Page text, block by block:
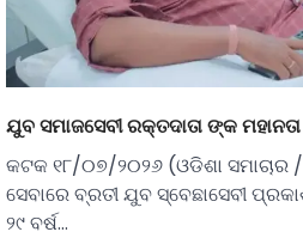
ଯୁବ ସମାଜସେବୀ ରକ୍ତଦାତା ଙ୍କ ମହାନତା
କଟକ ୧୮/୦୭/୨୦୨୬ (ଓଡିଶା ସମାଚାର
ସେବାରେ ବ୍ରତୀ ଯୁବ ସ୍ବେଛାସେବୀ
୨୯ ବର୍ଷ…